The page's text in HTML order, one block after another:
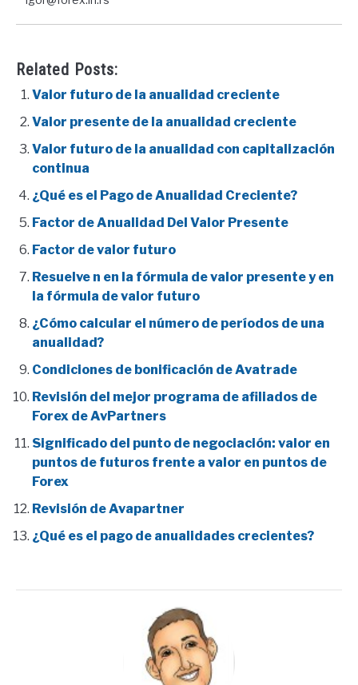
Related Posts:
Valor futuro de la anualidad creciente
Valor presente de la anualidad creciente
Valor futuro de la anualidad con capitalización
continua
¿Qué es el Pago de Anualidad Creciente?
Factor de Anualidad Del Valor Presente
Factor de valor futuro
Resuelve n en la fórmula de valor presente y en
la fórmula de valor futuro
¿Cómo calcular el número de períodos de una
anualidad?
Condiciones de bonificación de Avatrade
Revisión del mejor programa de afiliados de
Forex de AvPartners
Significado del punto de negociación: valor en
puntos de futuros frente a valor en puntos de
Forex
Revisión de Avapartner
¿Qué es el pago de anualidades crecientes?